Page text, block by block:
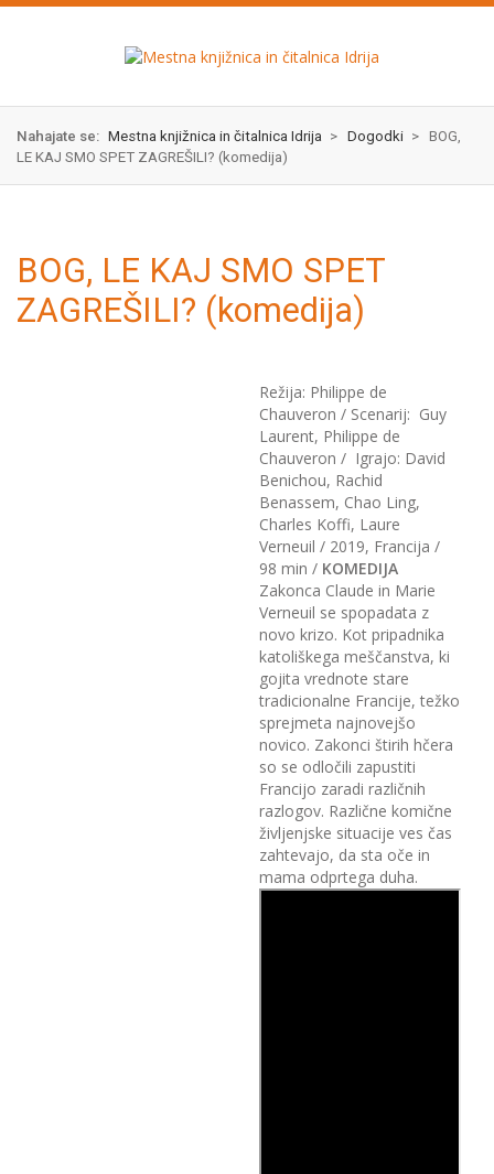
Skok
izjava
Nahajate se: Mestna knjižnica in čitalnica Idrija > Dogodki > BOG,
LE KAJ SMO SPET ZAGREŠILI? (komedija)
BOG, LE KAJ SMO SPET
ZAGREŠILI? (komedija)
Režija: Philippe de
Chauveron / Scenarij: Guy
Laurent, Philippe de
Chauveron / Igrajo: David
Benichou, Rachid
Benassem, Chao Ling,
Charles Koffi, Laure
Verneuil / 2019, Francija /
98 min / KOMEDIJA
Zakonca Claude in Marie
Verneuil se spopadata z
novo krizo. Kot pripadnika
katoliškega meščanstva, ki
gojita vrednote stare
tradicionalne Francije, težko
sprejmeta najnovejšo
novico. Zakonci štirih hčera
so se odločili zapustiti
Francijo zaradi različnih
razlogov. Različne komične
življenjske situacije ves čas
zahtevajo, da sta oče in
mama odprtega duha.